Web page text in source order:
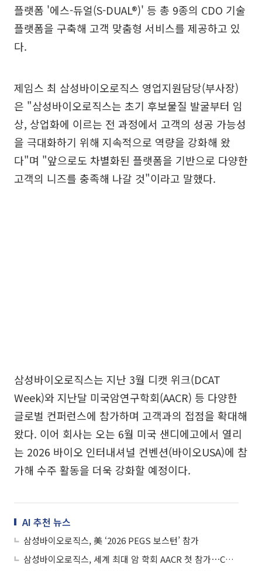
플랫폼 '에스-듀얼(S-DUAL®)' 등 총 9종의 CDO 기술
플랫폼을 구축해 고객 맞춤형 서비스를 제공하고 있
다.
제임스 최 삼성바이오로직스 영업지원담당(부사장)
은 "삼성바이오로직스는 초기 후보물질 발굴부터 임
상, 상업화에 이르는 전 과정에서 고객의 성공 가능성
을 극대화하기 위해 지속적으로 역량을 강화해 왔
다"며 "앞으로도 차별화된 플랫폼을 기반으로 다양한
고객의 니즈를 충족해 나갈 것"이라고 말했다.
삼성바이오로직스는 지난 3월 디캣 위크(DCAT
Week)와 지난달 미국암연구학회(AACR) 등 다양한
글로벌 컨퍼런스에 참가하며 고객과의 접점을 확대해
왔다. 이어 회사는 오는 6월 미국 샌디에고에서 열리
는 2026 바이오 인터내셔널 컨벤션(바이오USA)에 참
가해 수주 활동을 더욱 강화할 예정이다.
AI 추천 뉴스
삼성바이오로직스, 美 ‘2026 PEGS 보스턴’ 참가
삼성바이오로직스, 세계 최대 암 학회 AACR 첫 참가⋯CRDMO 경쟁력 알린다